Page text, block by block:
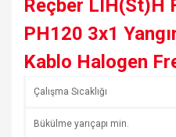
Reçber LIH(St)H
PH120 3x1
Kablo Halogen
Çalışma Sıcaklığı
Bükülme yarıçapı min.